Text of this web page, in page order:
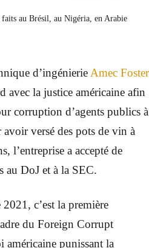
au Brésil, au Nigéria, en Arabie
d’ingénierieAmec Foster
avec la justice américaine afin
corruption d’agents publics à
versé des pots de vin à
l’entreprise a accepté de
DoJ et à la SEC.
c’est la première
du Foreign Corrupt
américaine punissant la